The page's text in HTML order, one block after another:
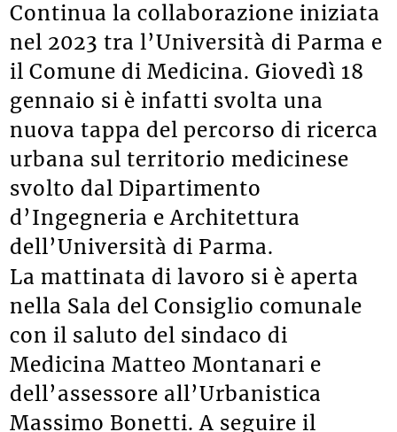
Continua la collaborazione iniziata
nel 2023 tra l’Università di Parma e
il Comune di Medicina. Giovedì 18
gennaio si è infatti svolta una
nuova tappa del percorso di ricerca
urbana sul territorio medicinese
svolto dal Dipartimento
d’Ingegneria e Architettura
dell’Università di Parma.
La mattinata di lavoro si è aperta
nella Sala del Consiglio comunale
con il saluto del sindaco di
Medicina Matteo Montanari e
dell’assessore all’Urbanistica
Massimo Bonetti. A seguire il